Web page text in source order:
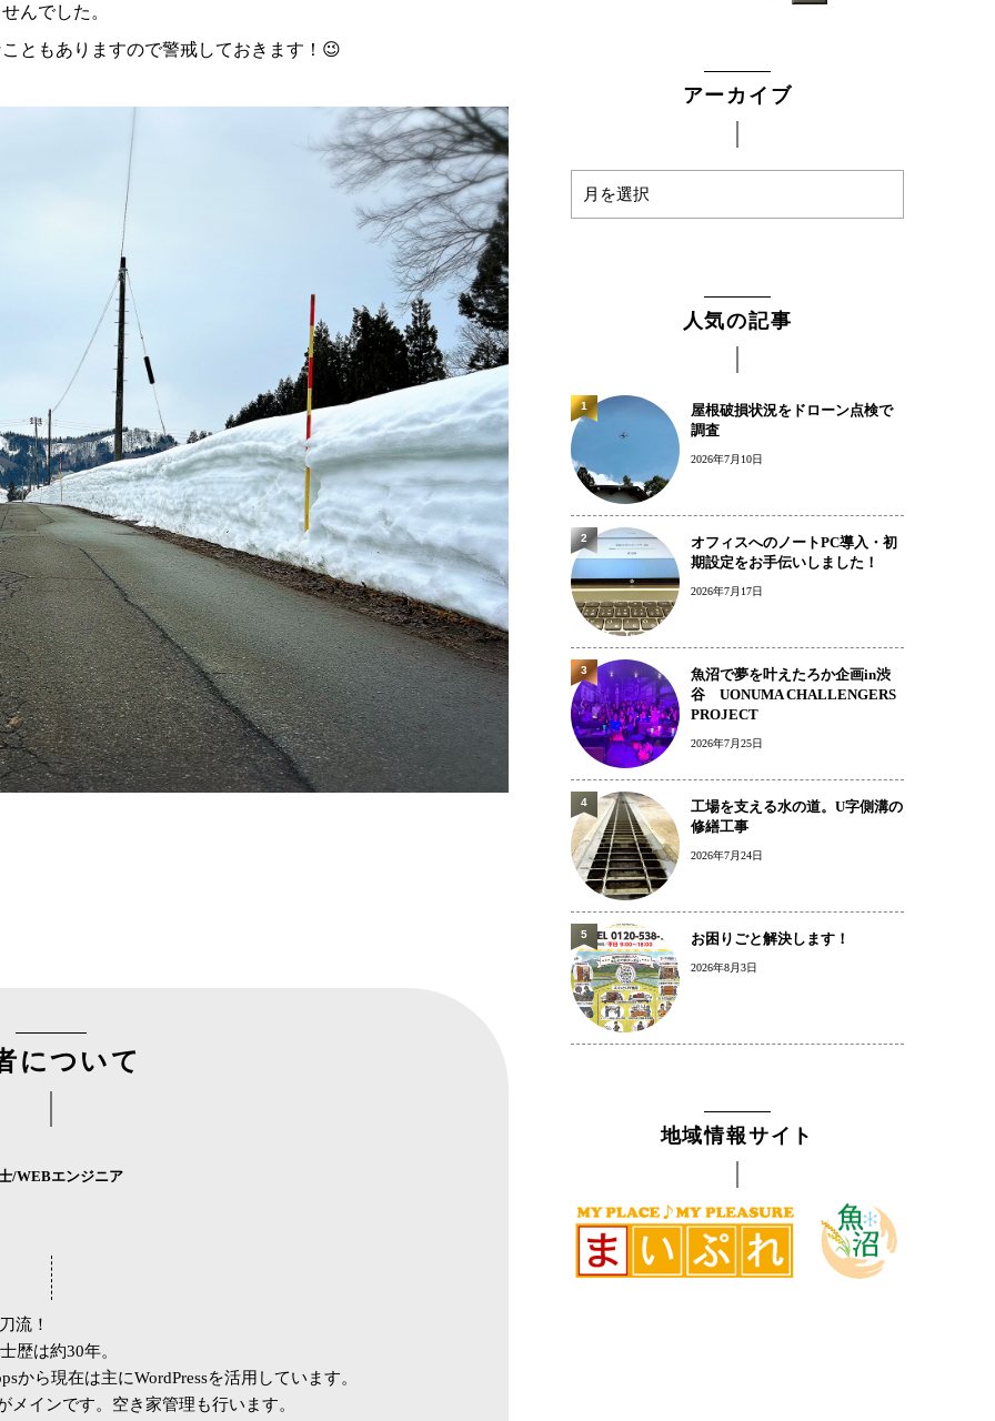
んでした。
ともありますので警戒しておきます！😉
について
/WEBエンジニア
流！
歴は約30年。
から現在は主にWordPressを活用しています。
インです。空き家管理も行います。
アーカイブ
人気の記事
屋根破損状況をドローン点検で
調査
2026年7月10日
1
オフィスへのノートPC導入・初
期設定をお手伝いしました！
2026年7月17日
2
魚沼で夢を叶えたろか企画in渋
谷 UONUMA CHALLENGERS
PROJECT
2026年7月25日
3
工場を支える水の道。U字側溝の
修繕工事
2026年7月24日
4
お困りごと解決します！
2026年8月3日
5
地域情報サイト